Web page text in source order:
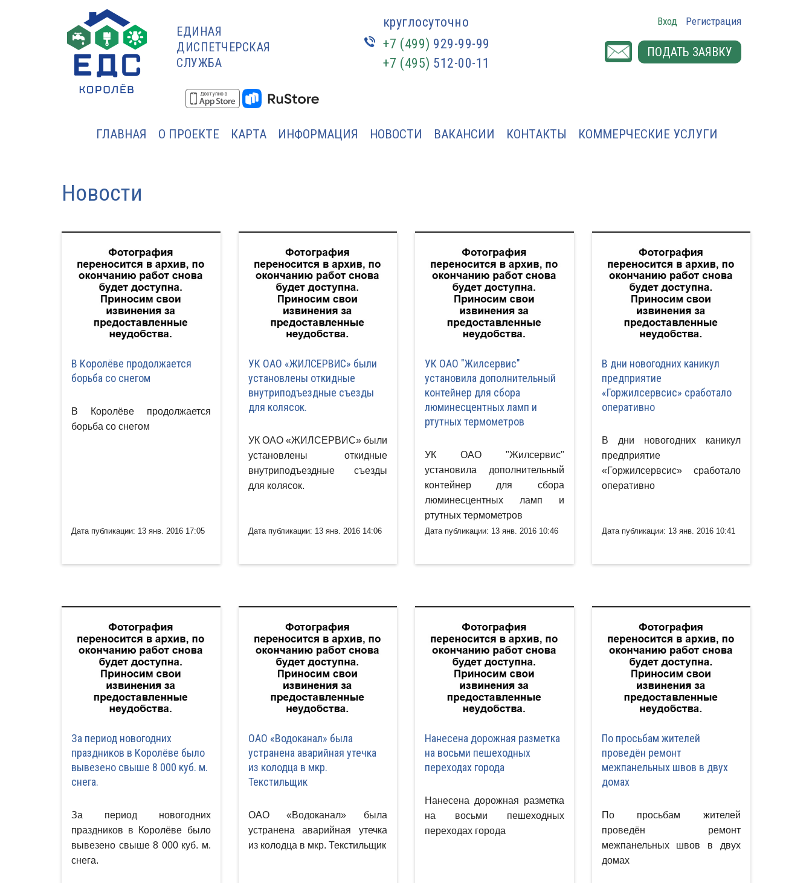
ЕДИНАЯ
ДИСПЕТЧЕРСКАЯ
СЛУЖБА
круглосуточно
+7 (499) 929-99-99
+7 (495) 512-00-11
Вход Регистрация
ПОДАТЬ ЗАЯВКУ
ГЛАВНАЯ О ПРОЕКТЕ КАРТА ИНФОРМАЦИЯ НОВОСТИ ВАКАНСИИ КОНТАКТЫ КОММЕРЧЕСКИЕ УСЛУГИ
Новости
В Королёве продолжается
борьба со снегом
В Королёве продолжается
борьба со снегом
Дата публикации: 13 янв. 2016 17:05
УК ОАО «ЖИЛСЕРВИС» были
установлены откидные
внутриподъездные съезды
для колясок.
УК ОАО «ЖИЛСЕРВИС» были
установлены откидные
внутриподъездные съезды
для колясок.
Дата публикации: 13 янв. 2016 14:06
УК ОАО "Жилсервис"
установила дополнительный
контейнер для сбора
люминесцентных ламп и
ртутных термометров
УК ОАО "Жилсервис"
установила дополнительный
контейнер для сбора
люминесцентных ламп и
ртутных термометров
Дата публикации: 13 янв. 2016 10:46
В дни новогодних каникул
предприятие
«Горжилсервсис» сработало
оперативно
В дни новогодних каникул
предприятие
«Горжилсервсис» сработало
оперативно
Дата публикации: 13 янв. 2016 10:41
За период новогодних
праздников в Королёве было
вывезено свыше 8 000 куб. м.
снега.
За период новогодних
праздников в Королёве было
вывезено свыше 8 000 куб. м.
снега.
ОАО «Водоканал» была
устранена аварийная утечка
из колодца в мкр.
Текстильщик
ОАО «Водоканал» была
устранена аварийная утечка
из колодца в мкр. Текстильщик
Нанесена дорожная разметка
на восьми пешеходных
переходах города
Нанесена дорожная разметка
на восьми пешеходных
переходах города
По просьбам жителей
проведён ремонт
межпанельных швов в двух
домах
По просьбам жителей
проведён ремонт
межпанельных швов в двух
домах